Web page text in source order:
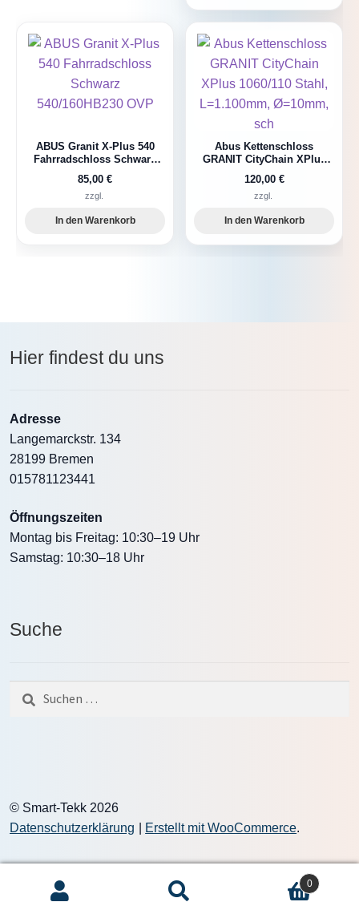
ABUS Granit X-Plus 540
Fahrradschloss Schwarz
540/160HB230 OVP
85,00 €
zzgl.
In den Warenkorb
Abus Kettenschloss
GRANIT CityChain XPlus
1060/110 Stahl, L=1.100mm,
Ø=10mm, sch
120,00 €
zzgl.
In den Warenkorb
Hier findest du uns
Adresse
Langemarckstr. 134
28199 Bremen
015781123441
Öffnungszeiten
Montag bis Freitag: 10:30–19 Uhr
Samstag: 10:30–18 Uhr
Suche
nach:
© Smart-Tekk 2026
Datenschutzerklärung
Erstellt mit WooCommerce.
0